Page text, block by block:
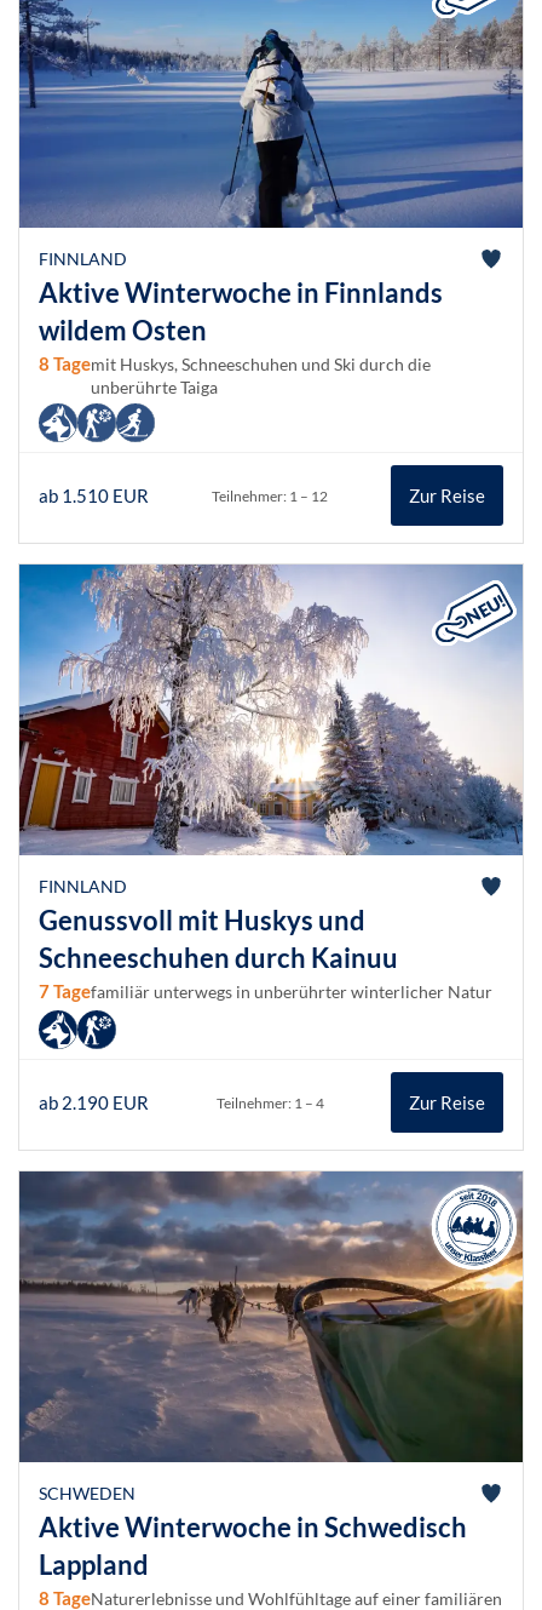
FINNLAND
Aktive Winterwoche in Finnlands
wildem Osten
8 Tagemit Huskys, Schneeschuhen und Ski durch die
unberührte Taiga
ab 1.510 EUR Teilnehmer: 1 – 12 Zur Reise
FINNLAND
Genussvoll mit Huskys und
Schneeschuhen durch Kainuu
7 Tagefamiliär unterwegs in unberührter winterlicher Natur
ab 2.190 EUR Teilnehmer: 1 – 4 Zur Reise
SCHWEDEN
Aktive Winterwoche in Schwedisch
Lappland
8 TageNaturerlebnisse und Wohlfühltage auf einer familiären